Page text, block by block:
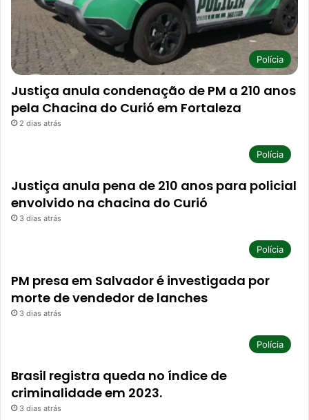
Polícia
Justiça anula condenação de PM a 210 anos
pela Chacina do Curió em Fortaleza
2 dias atrás
Polícia
Justiça anula pena de 210 anos para policial
envolvido na chacina do Curió
3 dias atrás
Polícia
PM presa em Salvador é investigada por
morte de vendedor de lanches
3 dias atrás
Polícia
Brasil registra queda no índice de
criminalidade em 2023.
3 dias atrás